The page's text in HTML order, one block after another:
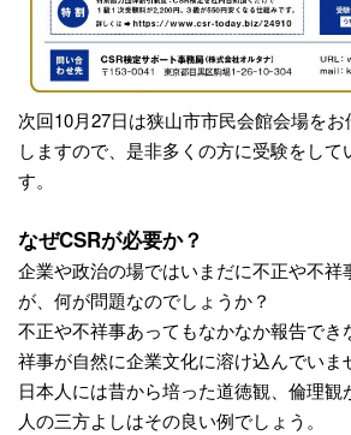
次回10月27日は狭山市市民会館会場を
しますので、是非多くの方に受験をして
す。
なぜCSRが必要か？
企業や政治の場ではいまだに不正や不祥
が、何が問題なのでしょうか？
不正や不祥事あってもなかなか報告でき
祥事が自然に企業文化に溶け込んでいま
日本人には昔から培った道徳観、倫理観
人の三方よしはその良い例でしょう。